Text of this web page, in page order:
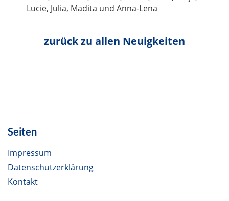
Lucie, Julia, Madita und Anna-Lena
zurück zu allen Neuigkeiten
Seiten
Impressum
Datenschutzerklärung
Kontakt